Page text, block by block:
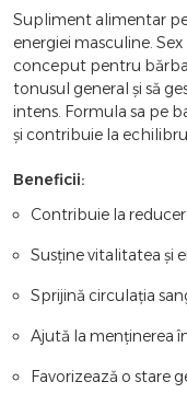
Supliment alimentar
energiei masculine.
conceput pentru
tonusul general și să
intens. Formula sa pe
și contribuie la
Beneficii:
Contribuie la
Susține vitalitatea și
Sprijină circulația
Ajută la menținerea
Favorizează o stare